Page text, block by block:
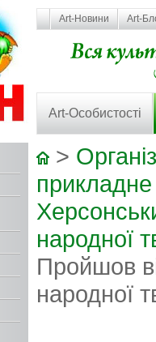
Art-Новини Art-
Art-Особистості
>
народної
Пройшов
народної